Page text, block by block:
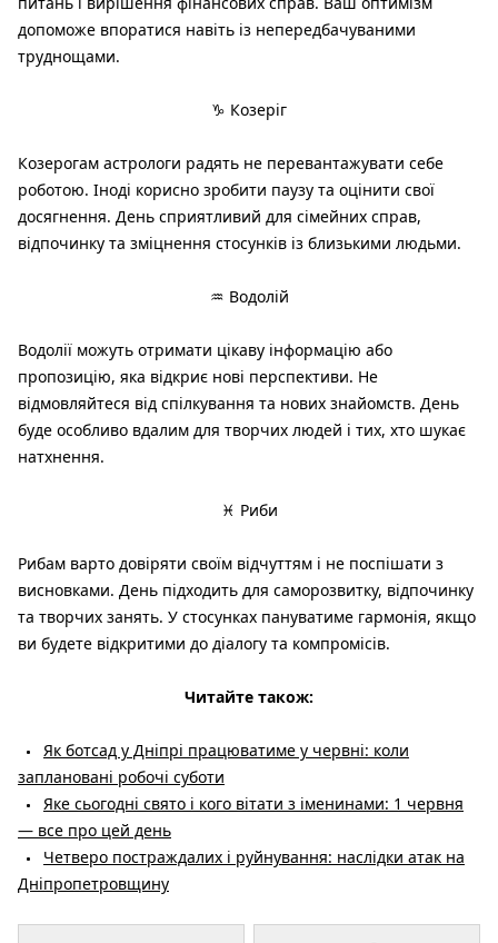
допоможе впоратися навіть із непередбачуваними
труднощами.
♑ Козеріг
Козерогам астрологи радять не перевантажувати себе
роботою. Іноді корисно зробити паузу та оцінити свої
досягнення. День сприятливий для сімейних справ,
відпочинку та зміцнення стосунків із близькими людьми.
♒ Водолій
Водолії можуть отримати цікаву інформацію або
пропозицію, яка відкриє нові перспективи. Не
відмовляйтеся від спілкування та нових знайомств. День
буде особливо вдалим для творчих людей і тих, хто шукає
натхнення.
♓ Риби
Рибам варто довіряти своїм відчуттям і не поспішати з
висновками. День підходить для саморозвитку, відпочинку
та творчих занять. У стосунках пануватиме гармонія, якщо
ви будете відкритими до діалогу та компромісів.
Читайте також:
Як ботсад у Дніпрі працюватиме у червні: коли
заплановані робочі суботи
Яке сьогодні свято і кого вітати з іменинами: 1 червня
— все про цей день
Четверо постраждалих і руйнування: наслідки атак на
Дніпропетровщину